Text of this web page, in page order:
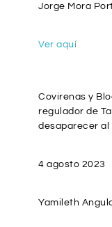
Jorge Mora
Ver aquí
Covirenas y
regulador de
desaparecer al
4 agosto 2023
Yamileth